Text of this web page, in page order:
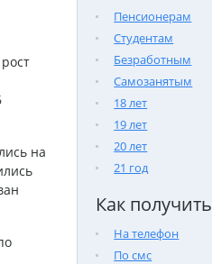
Пенсионерам
Студентам
Безработным
Самозанятым
18 лет
19 лет
20 лет
21 год
Как получить
На телефон
По смс
на